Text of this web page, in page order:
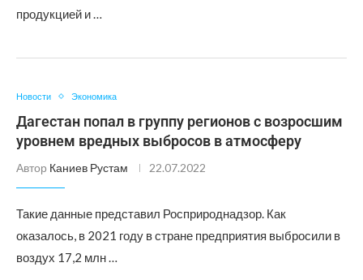
продукцией и …
Новости Экономика
Дагестан попал в группу регионов с возросшим
уровнем вредных выбросов в атмосферу
Автор Каниев Рустам 22.07.2022
Такие данные представил Росприроднадзор. Как
оказалось, в 2021 году в стране предприятия выбросили в
воздух 17,2 млн …